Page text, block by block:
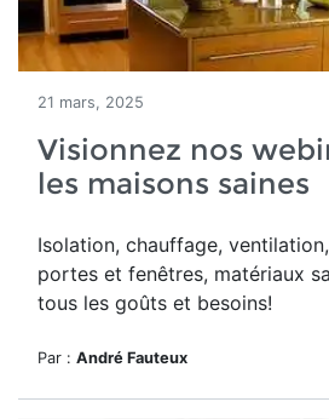
21 mars, 2025
Visionnez nos
les maisons saines
Isolation, chauffage,
portes et fenêtres, matériaux
tous les goûts et besoins!
Par : André Fauteux